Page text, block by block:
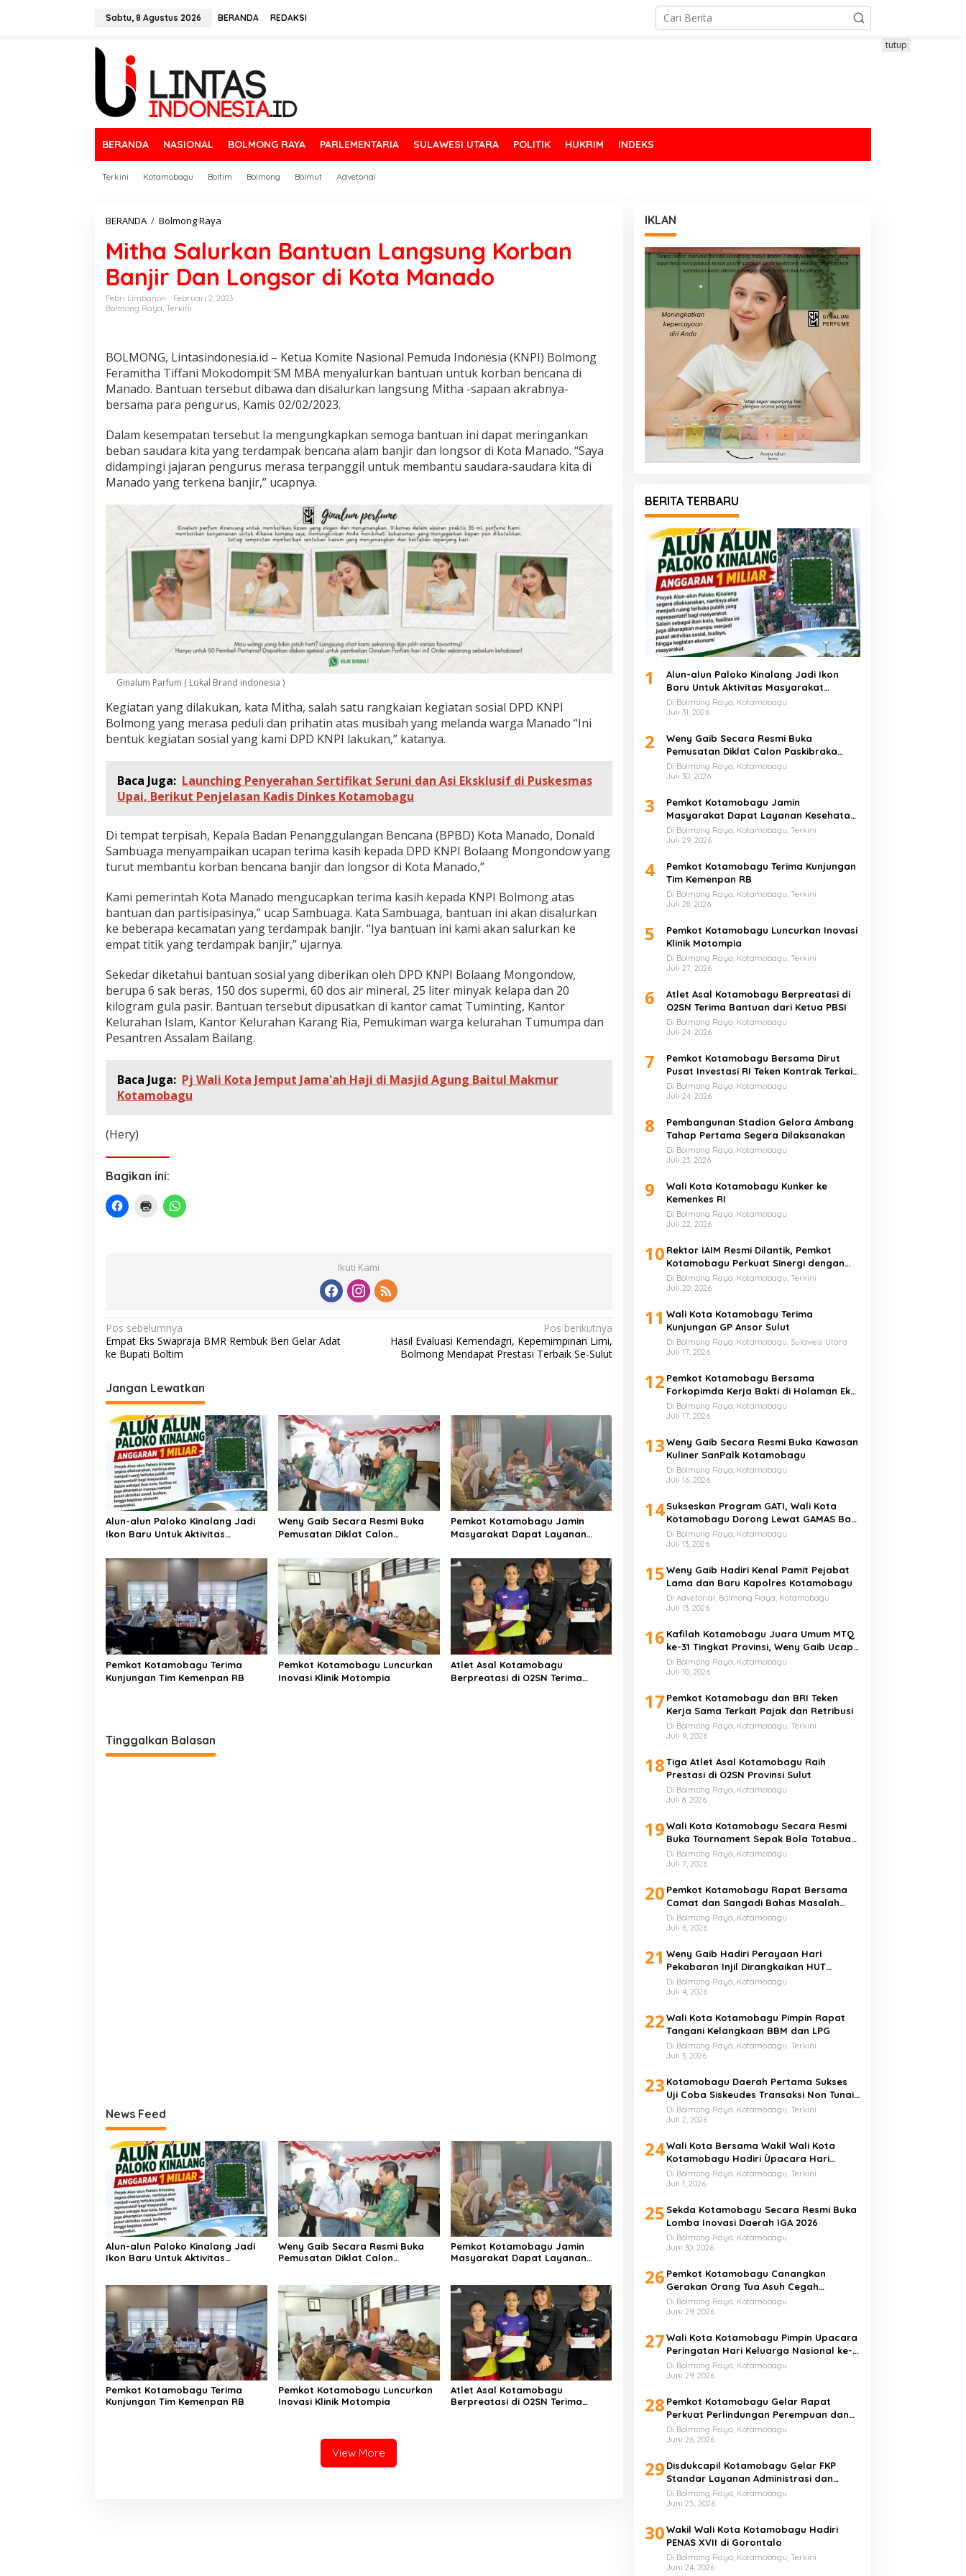
Sabtu, 8 Agustus 2026 BERANDA REDAKSI
BERANDA NASIONAL BOLMONG RAYA PARLEMENTARIA SULAWESI UTARA POLITIK HUKRIM INDEKS
Terkini Kotamobagu Boltim Bolmong Bolmut Advetorial
tutup
BERANDA / Bolmong Raya
t
h
a
a
n
B
a
u
a
n
L
n
s
o
r
b
a
n
a
n
i
r
D
L
o
n
o
r
d
K
t
a
M
n
a
d
o
Mitha Salurkan Bantuan Langsung Korban
Banjir Dan Longsor di Kota Manado
Febri Limbanon
Februari 2, 2023
Bolmong Raya, Terkini
BOLMONG, Lintasindonesia.id – Ketua Komite Nasional Pemuda Indonesia (KNPI) Bolmong
Feramitha Tiffani Mokodompit SM MBA menyalurkan bantuan untuk korban bencana di
Manado. Bantuan tersebut dibawa dan disalurkan langsung Mitha -sapaan akrabnya-
bersama para pengurus, Kamis 02/02/2023.
Dalam kesempatan tersebut Ia mengungkapkan semoga bantuan ini dapat meringankan
beban saudara kita yang terdampak bencana alam banjir dan longsor di Kota Manado. “Saya
didampingi jajaran pengurus merasa terpanggil untuk membantu saudara-saudara kita di
Manado yang terkena banjir,” ucapnya.
Ginalum Parfum ( Lokal Brand indonesia )
Kegiatan yang dilakukan, kata Mitha, salah satu rangkaian kegiatan sosial DPD KNPI
Bolmong yang merasa peduli dan prihatin atas musibah yang melanda warga Manado “Ini
bentuk kegiatan sosial yang kami DPD KNPI lakukan,” katanya.
Baca Juga: Launching Penyerahan Sertifikat Seruni dan Asi Eksklusif di Puskesmas
Upai, Berikut Penjelasan Kadis Dinkes Kotamobagu
Di tempat terpisah, Kepala Badan Penanggulangan Bencana (BPBD) Kota Manado, Donald
Sambuaga menyampaikan ucapan terima kasih kepada DPD KNPI Bolaang Mongondow yang
turut membantu korban bencana banjir dan longsor di Kota Manado,”
Kami pemerintah Kota Manado mengucapkan terima kasih kepada KNPI Bolmong atas
bantuan dan partisipasinya,” ucap Sambuaga. Kata Sambuaga, bantuan ini akan disalurkan
ke beberapa kecamatan yang terdampak banjir. “Iya bantuan ini kami akan salurkan ke
empat titik yang terdampak banjir,” ujarnya.
Sekedar diketahui bantuan sosial yang diberikan oleh DPD KNPI Bolaang Mongondow,
berupa 6 sak beras, 150 dos supermi, 60 dos air mineral, 25 liter minyak kelapa dan 20
kilogram gula pasir. Bantuan tersebut dipusatkan di kantor camat Tuminting, Kantor
Kelurahan Islam, Kantor Kelurahan Karang Ria, Pemukiman warga kelurahan Tumumpa dan
Pesantren Assalam Bailang.
Baca Juga: Pj Wali Kota Jemput Jama'ah Haji di Masjid Agung Baitul Makmur
Kotamobagu
(Hery)
Bagikan ini:
Ikuti Kami
N
a
i
g
a
s
p
o
s
Pos sebelumnya
Empat Eks Swapraja BMR Rembuk Beri Gelar Adat
ke Bupati Boltim
Pos berikutnya
Hasil Evaluasi Kemendagri, Kepemimpinan Limi,
Bolmong Mendapat Prestasi Terbaik Se-Sulut
Jangan Lewatkan
Alun-alun Paloko Kinalang Jadi
Ikon Baru Untuk Aktivitas
Weny Gaib Secara Resmi Buka
Pemusatan Diklat Calon
Pemkot Kotamobagu Jamin
Masyarakat Dapat Layanan
Pemkot Kotamobagu Terima
Kunjungan Tim Kemenpan RB
Pemkot Kotamobagu Luncurkan
Inovasi Klinik Motompia
Atlet Asal Kotamobagu
Berpreatasi di O2SN Terima
Tinggalkan Balasan
News Feed
Alun-alun Paloko Kinalang Jadi
Ikon Baru Untuk Aktivitas
Weny Gaib Secara Resmi Buka
Pemusatan Diklat Calon
Pemkot Kotamobagu Jamin
Masyarakat Dapat Layanan
Pemkot Kotamobagu Terima
Kunjungan Tim Kemenpan RB
Pemkot Kotamobagu Luncurkan
Inovasi Klinik Motompia
Atlet Asal Kotamobagu
Berpreatasi di O2SN Terima
View More
IKLAN
BERITA TERBARU
1
Alun-alun Paloko Kinalang Jadi Ikon
Baru Untuk Aktivitas Masyarakat
Kotamobagu
Di Bolmong Raya, Kotamobagu
Juli 31, 2026
2
Weny Gaib Secara Resmi Buka
Pemusatan Diklat Calon Paskibraka
Kotamobagu
Di Bolmong Raya, Kotamobagu
Juli 30, 2026
3
Pemkot Kotamobagu Jamin
Masyarakat Dapat Layanan Kesehatan
Gratis
Di Bolmong Raya, Kotamobagu, Terkini
Juli 29, 2026
4
Pemkot Kotamobagu Terima Kunjungan
Tim Kemenpan RB
Di Bolmong Raya, Kotamobagu, Terkini
Juli 28, 2026
5
Pemkot Kotamobagu Luncurkan Inovasi
Klinik Motompia
Di Bolmong Raya, Kotamobagu, Terkini
Juli 27, 2026
6
Atlet Asal Kotamobagu Berpreatasi di
O2SN Terima Bantuan dari Ketua PBSI
Di Bolmong Raya, Kotamobagu
Juli 24, 2026
7
Pemkot Kotamobagu Bersama Dirut
Pusat Investasi RI Teken Kontrak Terkait
UMKM
Di Bolmong Raya, Kotamobagu
Juli 24, 2026
8
Pembangunan Stadion Gelora Ambang
Tahap Pertama Segera Dilaksanakan
Di Bolmong Raya, Kotamobagu
Juli 23, 2026
9
Wali Kota Kotamobagu Kunker ke
Kemenkes RI
Di Bolmong Raya, Kotamobagu
Juli 22, 2026
10 Rektor IAIM Resmi Dilantik, Pemkot
Kotamobagu Perkuat Sinergi dengan
Perguruan Tinggi
Di Bolmong Raya, Kotamobagu, Terkini
Juli 20, 2026
11 Wali Kota Kotamobagu Terima
Kunjungan GP Ansor Sulut
Di Bolmong Raya, Kotamobagu, Sulawesi Utara
Juli 17, 2026
12 Pemkot Kotamobagu Bersama
Forkopimda Kerja Bakti di Halaman Eks
Kantor Bupati Bolmong
Di Bolmong Raya, Kotamobagu
Juli 17, 2026
13Weny Gaib Secara Resmi Buka Kawasan
Kuliner SanPalk Kotamobagu
Di Bolmong Raya, Kotamobagu
Juli 16, 2026
14 Sukseskan Program GATI, Wali Kota
Kotamobagu Dorong Lewat GAMAS Bagi
Anak Sekolah
Di Bolmong Raya, Kotamobagu
Juli 13, 2026
15Weny Gaib Hadiri Kenal Pamit Pejabat
Lama dan Baru Kapolres Kotamobagu
Di Advetorial, Bolmong Raya, Kotamobagu
Juli 13, 2026
16 Kafilah Kotamobagu Juara Umum MTQ
ke-31 Tingkat Provinsi, Weny Gaib Ucap
Syukur
Di Bolmong Raya, Kotamobagu
Juli 10, 2026
17 Pemkot Kotamobagu dan BRI Teken
Kerja Sama Terkait Pajak dan Retribusi
Di Bolmong Raya, Kotamobagu, Terkini
Juli 9, 2026
18Tiga Atlet Asal Kotamobagu Raih
Prestasi di O2SN Provinsi Sulut
Di Bolmong Raya, Kotamobagu
Juli 8, 2026
19Wali Kota Kotamobagu Secara Resmi
Buka Tournament Sepak Bola Totabuan
Champion League
Di Bolmong Raya, Kotamobagu
Juli 7, 2026
20 Pemkot Kotamobagu Rapat Bersama
Camat dan Sangadi Bahas Masalah
Sampah
Di Bolmong Raya, Kotamobagu
Juli 6, 2026
21 Weny Gaib Hadiri Perayaan Hari
Pekabaran Injil Dirangkaikan HUT
GMIBM Bersinode ke-76
Di Bolmong Raya, Kotamobagu
Juli 4, 2026
22Wali Kota Kotamobagu Pimpin Rapat
Tangani Kelangkaan BBM dan LPG
Di Bolmong Raya, Kotamobagu, Terkini
Juli 3, 2026
23 Kotamobagu Daerah Pertama Sukses
Uji Coba Siskeudes Transaksi Non Tunai
di Desa
Di Bolmong Raya, Kotamobagu, Terkini
Juli 2, 2026
24Wali Kota Bersama Wakil Wali Kota
Kotamobagu Hadiri Ùpacara Hari
Bhayangkara ke-80
Di Bolmong Raya, Kotamobagu, Terkini
Juli 1, 2026
25 Sekda Kotamobagu Secara Resmi Buka
Lomba Inovasi Daerah IGA 2026
Di Bolmong Raya, Kotamobagu
Juni 30, 2026
26 Pemkot Kotamobagu Canangkan
Gerakan Orang Tua Asuh Cegah
Stunting
Di Bolmong Raya, Kotamobagu
Juni 29, 2026
27Wali Kota Kotamobagu Pimpin Upacara
Peringatan Hari Keluarga Nasional ke-
33 Tahun
Di Bolmong Raya, Kotamobagu
Juni 29, 2026
28 Pemkot Kotamobagu Gelar Rapat
Perkuat Perlindungan Perempuan dan
Anak
Di Bolmong Raya, Kotamobagu
Juni 26, 2026
29 Disdukcapil Kotamobagu Gelar FKP
Standar Layanan Administrasi dan
Kependudukan
Di Bolmong Raya, Kotamobagu
Juni 25, 2026
30Wakil Wali Kota Kotamobagu Hadiri
PENAS XVII di Gorontalo
Di Bolmong Raya, Kotamobagu, Terkini
Juni 24, 2026